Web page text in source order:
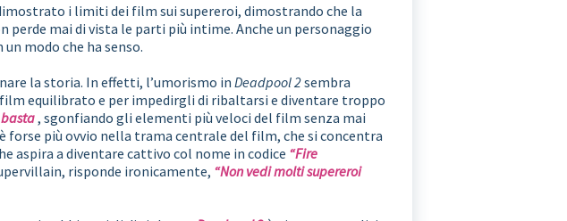
i limiti dei film sui supereroi, dimostrando che la
perde mai di vista le parti più intime. Anche un personaggio
modo che ha senso.
la storia. In effetti, l’umorismo inDeadpool 2sembra
equilibrato e per impedirgli di ribaltarsi e diventare troppo
basta, sgonfiando gli elementi più veloci del film senza mai
forse più ovvio nella trama centrale del film, che si concentra
aspira a diventare cattivo col nome in codice “Fire
risponde ironicamente, “Non vedi molti supereroi